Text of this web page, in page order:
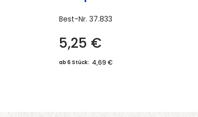
Best-Nr. 37.833
5,25 €
ab 6 Stück: 4,69 €